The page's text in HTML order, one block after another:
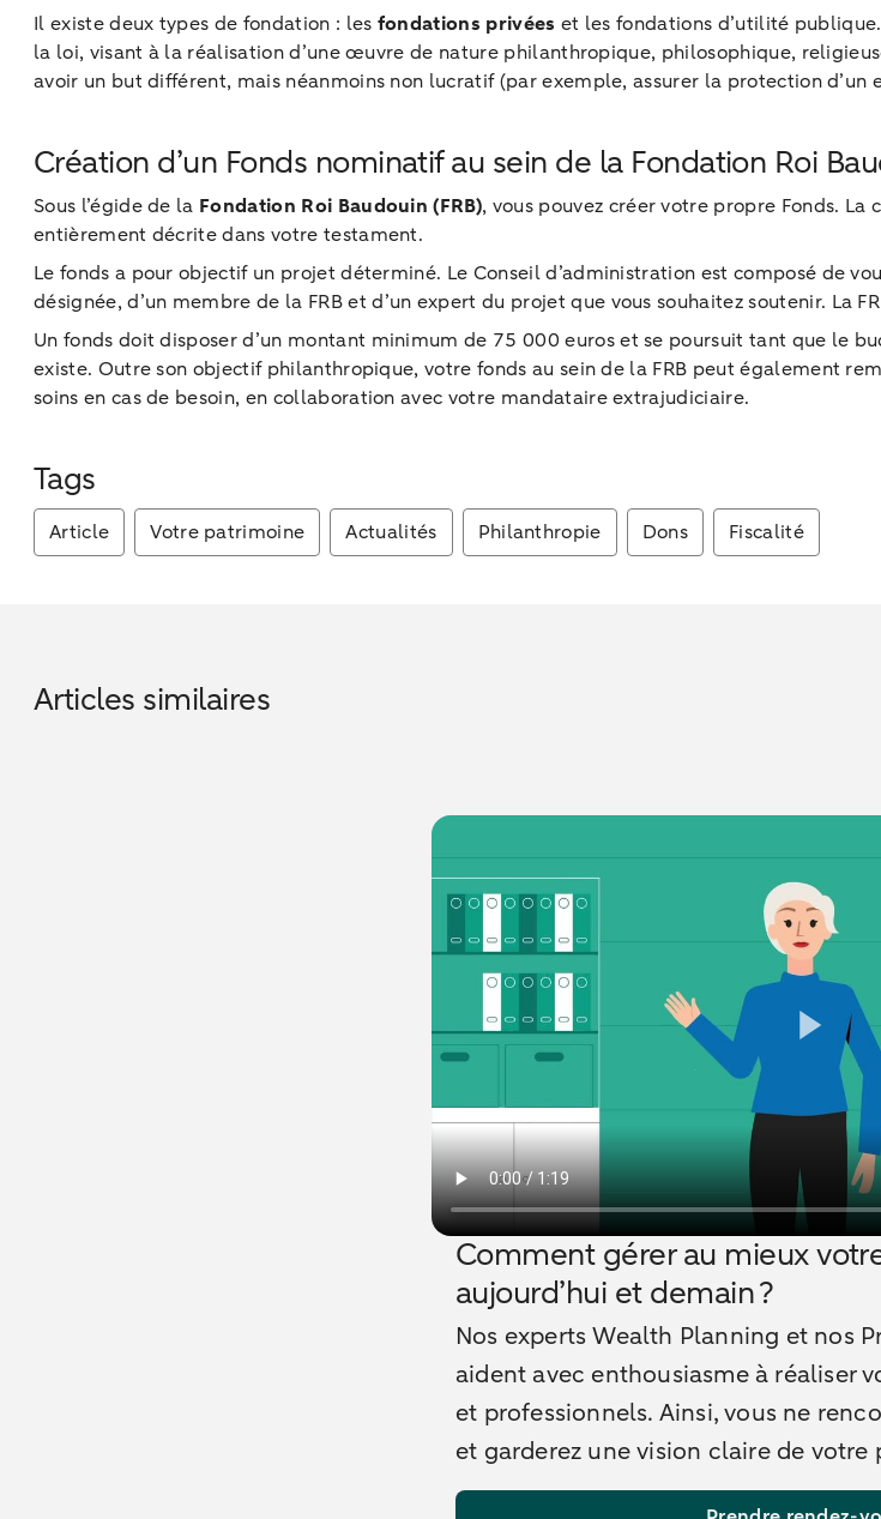
Il existe deux types de fondation : les fondations privées et les fondations d’utilité
la loi, visant à la réalisation d’une œuvre de nature philanthropique, philosophique,
avoir un but différent, mais néanmoins non lucratif (par exemple, assurer la protection d’un
Création d’un Fonds nominatif au sein de la Fondation Roi
Sous l’égide de la Fondation Roi Baudouin (FRB), vous pouvez créer votre propre Fonds.
entièrement décrite dans votre testament.
Le fonds a pour objectif un projet déterminé. Le Conseil d’administration est composé de
désignée, d’un membre de la FRB et d’un expert du projet que vous souhaitez soutenir. La
Un fonds doit disposer d’un montant minimum de 75 000 euros et se poursuit tant que le
existe. Outre son objectif philanthropique, votre fonds au sein de la FRB peut également
soins en cas de besoin, en collaboration avec votre mandataire extrajudiciaire.
Tags
Article Votre patrimoine Actualités Philanthropie Dons Fiscalité
Articles similaires
Comment gérer au mieux
aujourd’hui et demain ?
Nos experts Wealth Planning et nos
aident avec enthousiasme à réaliser
et professionnels. Ainsi, vous ne
et garderez une vision claire de votre